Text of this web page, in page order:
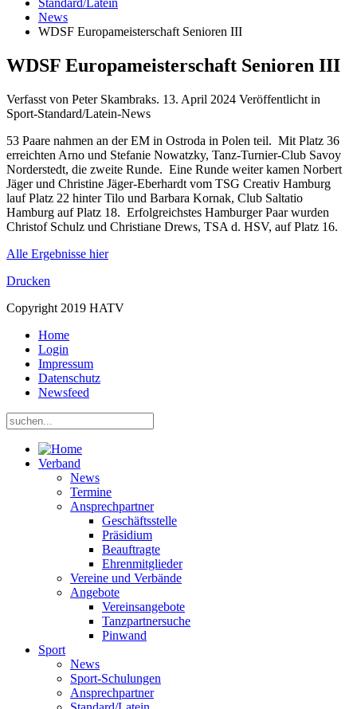
Standard/Latein
News
WDSF Europameisterschaft Senioren III
WDSF Europameisterschaft Senioren III
Verfasst von Peter Skambraks. 13. April 2024 Veröffentlicht in
Sport-Standard/Latein-News
53 Paare nahmen an der EM in Ostroda in Polen teil. Mit Platz 36
erreichten Arno und Stefanie Nowatzky, Tanz-Turnier-Club Savoy
Norderstedt, die zweite Runde. Eine Runde weiter kamen Norbert
Jäger und Christine Jäger-Eberhardt vom TSG Creativ Hamburg
lauf Platz 22 hinter Tilo und Barbara Kornak, Club Saltatio
Hamburg auf Platz 18. Erfolgreichstes Hamburger Paar wurden
Christof Schulz und Christiane Drews, TSA d. HSV, auf Platz 16.
Alle Ergebnisse hier
Drucken
Copyright 2019 HATV
Home
Login
Impressum
Datenschutz
Newsfeed
Verband
News
Termine
Ansprechpartner
Geschäftsstelle
Präsidium
Beauftragte
Ehrenmitglieder
Vereine und Verbände
Angebote
Vereinsangebote
Tanzpartnersuche
Pinwand
Sport
News
Sport-Schulungen
Ansprechpartner